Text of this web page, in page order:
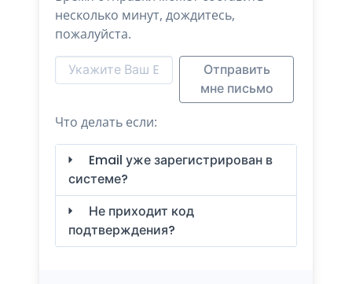
несколько минут, дождитесь,
пожалуйста.
Отправить
мне письмо
Что делать если:
Email уже зарегистрирован в
системе?
Не приходит код
подтверждения?